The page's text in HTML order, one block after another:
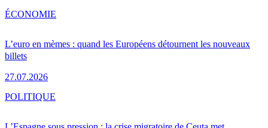
L’euro en mèmes : quand les Européens détournent les nouveaux
billets
27.07.2026
ÉCONOMIE
POLITIQUE